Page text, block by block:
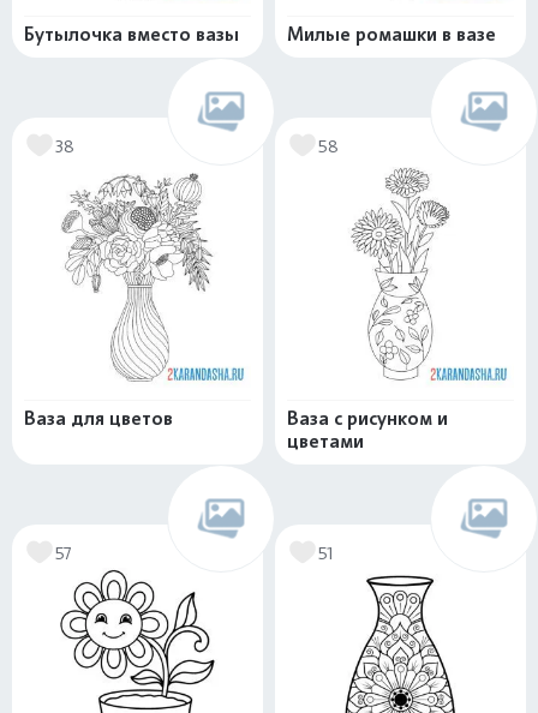
Бутылочка вместо вазы Милые ромашки в вазе
38
Ваза для цветов
58
Ваза с рисунком и
цветами
57 51